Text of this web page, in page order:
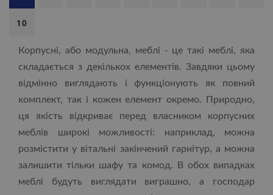
10
Корпусні, або модульна, меблі - це такі меблі, яка
складається з декількох елементів. Завдяки цьому
відмінно виглядають і функціонують як повний
комплект, так і кожен елемент окремо. Природно,
ця якість відкриває перед власником корпусних
меблів широкі можливості: наприклад, можна
розмістити у вітальні закінчений гарнітур, а можна
залишити тільки шафу та комод. В обох випадках
меблі будуть виглядати виграшно, а господар